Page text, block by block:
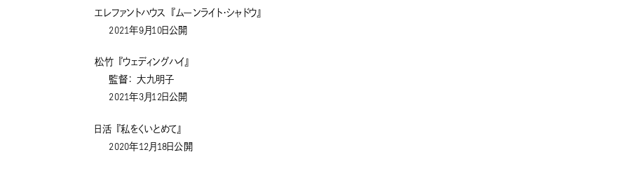
エレファントハウス 『ムーンライト・シャドウ』
2021年9月10日公開
松竹 『ウェディングハイ』
監督： 大九明子
2021年3月12日公開
日活 『私をくいとめて』
2020年12月18日公開